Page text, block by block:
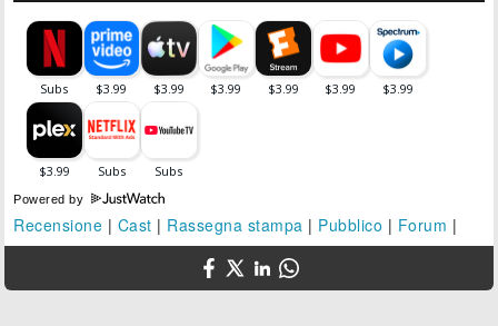
Powered by
Recensione | Cast | Rassegna stampa | Pubblico | Forum |